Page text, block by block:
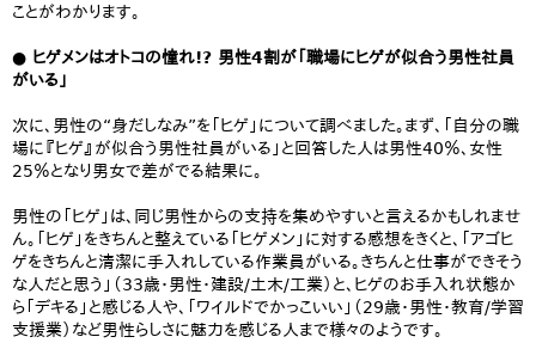
ことがわかります。
● ヒゲメンはオトコの憧れ!? 男性4割が「職場にヒゲが似合う男性社員
がいる」
次に、男性の“身だしなみ”を「ヒゲ」について調べました。まず、「自分の職
場に『ヒゲ』が似合う男性社員がいる」と回答した人は男性40％、女性
25％となり男女で差がでる結果に。
男性の「ヒゲ」は、同じ男性からの支持を集めやすいと言えるかもしれませ
ん。「ヒゲ」をきちんと整えている「ヒゲメン」に対する感想をきくと、「アゴヒ
ゲをきちんと清潔に手入れしている作業員がいる。きちんと仕事ができそう
な人だと思う」（33歳・男性・建設/土木/工業）と、ヒゲのお手入れ状態か
ら「デキる」と感じる人や、「ワイルドでかっこいい」（29歳・男性・教育/学習
支援業）など男性らしさに魅力を感じる人まで様々のようです。